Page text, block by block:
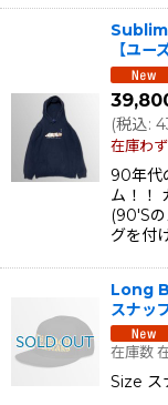
【ユー
(税込:
在庫わ
90年代
ム！！
(90'Sの
グを付
Long
スナッ
在庫数
Size ス